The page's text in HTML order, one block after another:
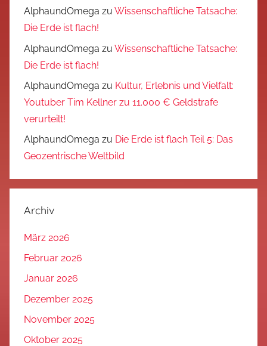
AlphaundOmega zu Wissenschaftliche Tatsache:
Die Erde ist flach!
AlphaundOmega zu Wissenschaftliche Tatsache:
Die Erde ist flach!
AlphaundOmega zu Kultur, Erlebnis und Vielfalt:
Youtuber Tim Kellner zu 11.000 € Geldstrafe
verurteilt!
AlphaundOmega zu Die Erde ist flach Teil 5: Das
Geozentrische Weltbild
Archiv
März 2026
Februar 2026
Januar 2026
Dezember 2025
November 2025
Oktober 2025